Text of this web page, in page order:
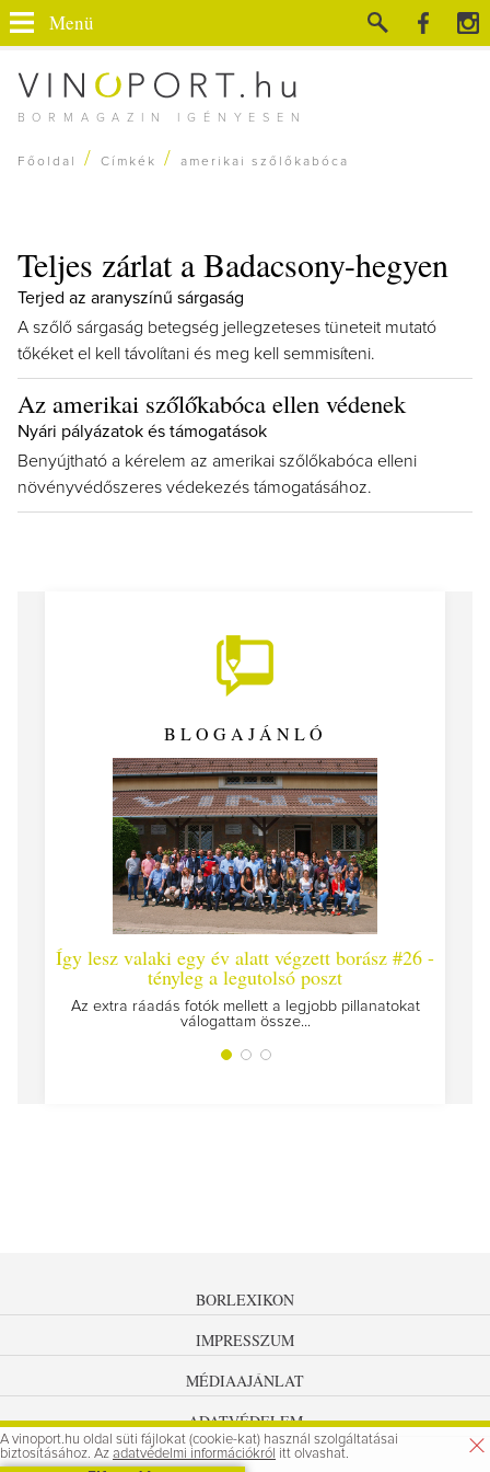
BORMAGAZIN IGÉNYESEN
Menü
Főoldal / Címkék / amerikai szőlőkabóca
Teljes zárlat a Badacsony-hegyen
Terjed az aranyszínű sárgaság
A szőlő sárgaság betegség jellegzeteses tüneteit mutató
tőkéket el kell távolítani és meg kell semmisíteni.
Az amerikai szőlőkabóca ellen védenek
Nyári pályázatok és támogatások
Benyújtható a kérelem az amerikai szőlőkabóca elleni
növényvédőszeres védekezés támogatásához.
BLOGAJÁNLÓ
Így lesz valaki egy év alatt végzett borász #26 -
tényleg a legutolsó poszt
Az extra ráadás fotók mellett a legjobb pillanatokat
válogattam össze...
BORLEXIKON
IMPRESSZUM
MÉDIAAJÁNLAT
ADATVÉDELEM
A vinoport.hu oldal süti fájlokat (cookie-kat) használ szolgáltatásai
biztosításához. Az adatvédelmi információkról itt olvashat.